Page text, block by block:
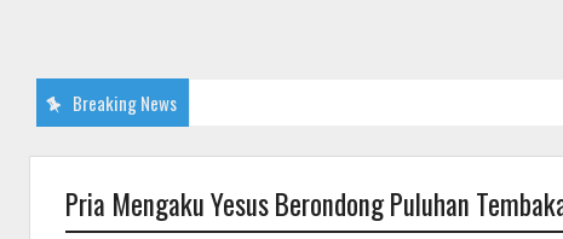
Breaking News
Pria Mengaku Yesus Berondong Puluhan